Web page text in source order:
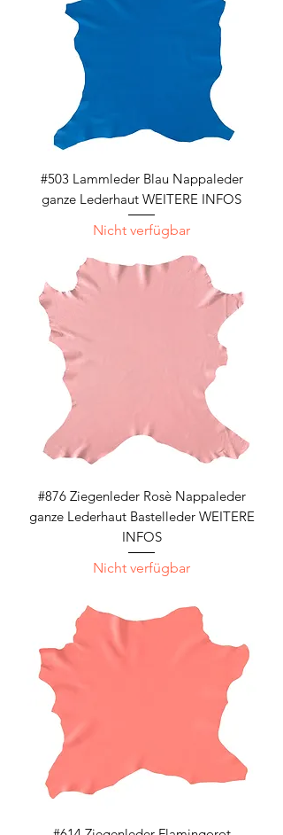
#503 Lammleder Blau Nappaleder
ganze Lederhaut WEITERE INFOS
Nicht verfügbar
#876 Ziegenleder Rosè Nappaleder
ganze Lederhaut Bastelleder WEITERE
INFOS
Nicht verfügbar